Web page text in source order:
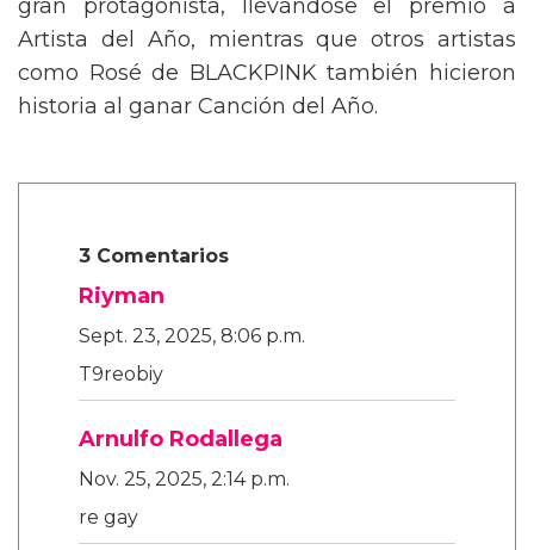
gran protagonista, llevándose el premio a
Artista del Año, mientras que otros artistas
como Rosé de BLACKPINK también hicieron
historia al ganar Canción del Año.
3 Comentarios
Riyman
Sept. 23, 2025, 8:06 p.m.
T9reobiy
Arnulfo Rodallega
Nov. 25, 2025, 2:14 p.m.
re gay